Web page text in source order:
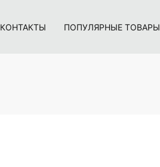
КОНТАКТЫ ПОПУЛЯРНЫЕ ТОВАРЫ